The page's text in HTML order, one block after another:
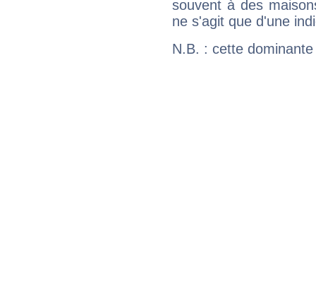
souvent à des
ne s'agit que d'une
N.B. : cette